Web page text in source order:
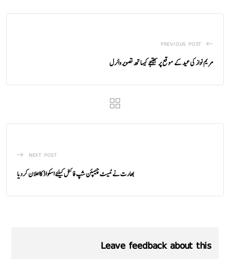
PREVIOUS POST
مریم نواز کی عید کے موقع پر بھتیجے کیساتھ تصویر وائرل
NEXT POST
بھارت نے ٹیسٹ چیمپئن شپ فائنل کیلئے اسکواڈ کااعلان کردیا
Leave feedback about this